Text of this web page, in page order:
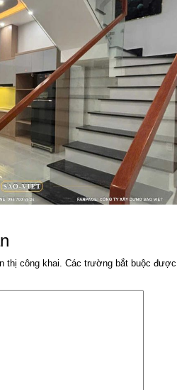
thị công khai. Các trường bắt buộc được